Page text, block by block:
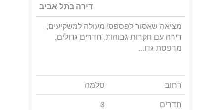
דירה בתל אביב
מציאה שאסור לפספס! מעולה למשקיעים,
דירה עם תקרות גבוהות, חדרים גדולים,
מרפסת גדו...
רחוב
סלמה
חדרים
3